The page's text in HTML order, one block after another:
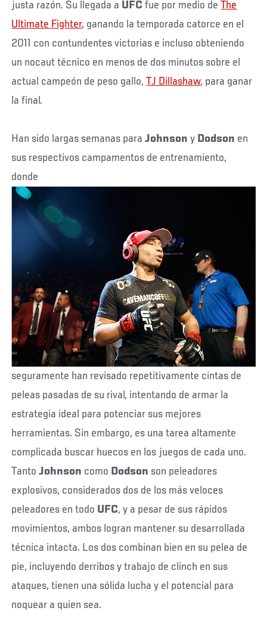
justa razón. Su llegada a UFC fue por medio deThe
Ultimate Fighter, ganando la temporada catorce en el
2011 con contundentes victorias e incluso obteniendo
un nocaut técnico en menos de dos minutos sobre el
actual campeón de peso gallo,TJ Dillashaw, para ganar
la final.
Han sido largas semanas paraJohnson y Dodson en
sus respectivos campamentos de entrenamiento,
donde
seguramente han revisado repetitivamente cintas de
peleas pasadas de su rival, intentando de armar la
estrategia ideal para potenciar sus mejores
herramientas. Sin embargo, es una tarea altamente
complicada buscar huecos en los juegos de cada uno.
Tanto Johnson como Dodson son peleadores
explosivos, considerados dos de los más veloces
peleadores en todo UFC, y a pesar de sus rápidos
movimientos, ambos logran mantener su desarrollada
técnica intacta. Los dos combinan bien en su pelea de
pie, incluyendo derribos y trabajo de clinch en sus
ataques, tienen una sólida lucha y el potencial para
noquear a quien sea.